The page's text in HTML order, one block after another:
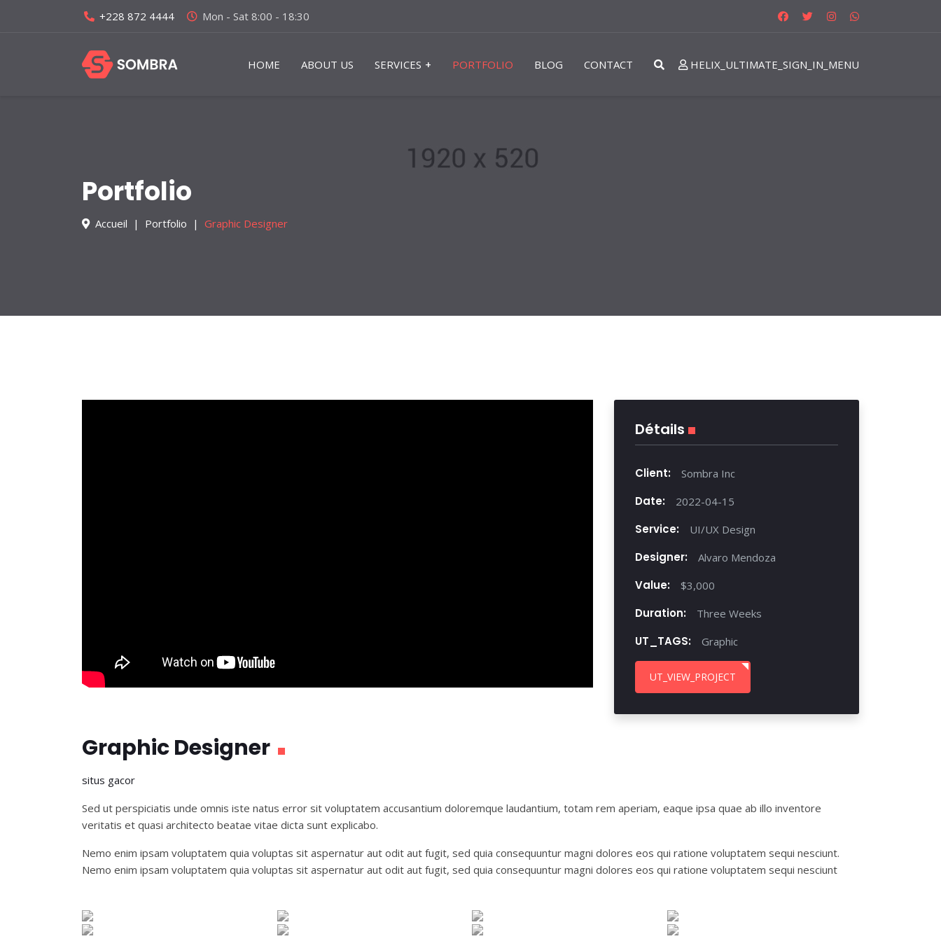
+228 872 4444 Mon - Sat 8:00 - 18:30
HOME ABOUT US SERVICES PORTFOLIO BLOG CONTACT HELIX_ULTIMATE_SIGN_IN_MENU
Portfolio
Accueil Portfolio Graphic Designer
Détails
Client: Sombra Inc
Date: 2022-04-15
Service: UI/UX Design
Designer: Alvaro Mendoza
Value: $3,000
Duration: Three Weeks
UT_TAGS: Graphic
UT_VIEW_PROJECT
Graphic Designer
situs gacor
Sed ut perspiciatis unde omnis iste natus error sit voluptatem accusantium doloremque laudantium, totam rem aperiam, eaque ipsa quae ab illo inventore
veritatis et quasi architecto beatae vitae dicta sunt explicabo.
Nemo enim ipsam voluptatem quia voluptas sit aspernatur aut odit aut fugit, sed quia consequuntur magni dolores eos qui ratione voluptatem sequi nesciunt.
Nemo enim ipsam voluptatem quia voluptas sit aspernatur aut odit aut fugit, sed quia consequuntur magni dolores eos qui ratione voluptatem sequi nesciunt